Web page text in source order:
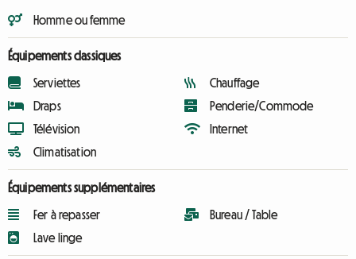
Homme ou femme
Équipements classiques
Serviettes
Draps
Télévision
Climatisation
Chauffage
Penderie/Commode
Internet
Équipements supplémentaires
Fer à repasser
Lave linge
Bureau / Table